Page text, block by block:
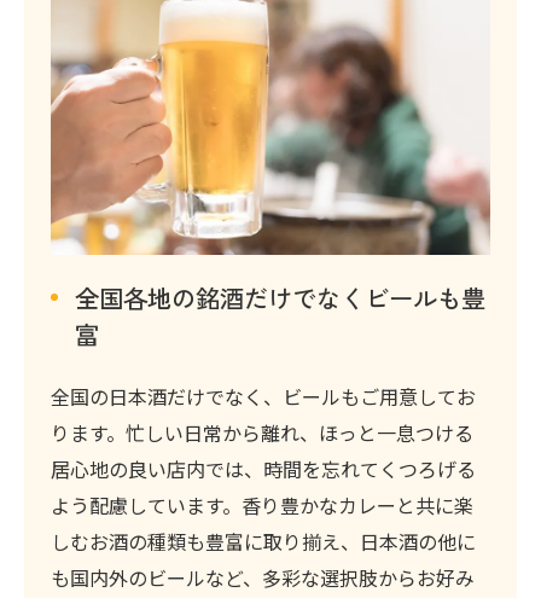
全国各地の銘酒だけでなくビールも豊
富
全国の日本酒だけでなく、ビールもご用意してお
ります。忙しい日常から離れ、ほっと一息つける
居心地の良い店内では、時間を忘れてくつろげる
よう配慮しています。香り豊かなカレーと共に楽
しむお酒の種類も豊富に取り揃え、日本酒の他に
も国内外のビールなど、多彩な選択肢からお好み